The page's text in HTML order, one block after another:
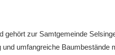
gehört zur Samtgemeinde
umfangreiche